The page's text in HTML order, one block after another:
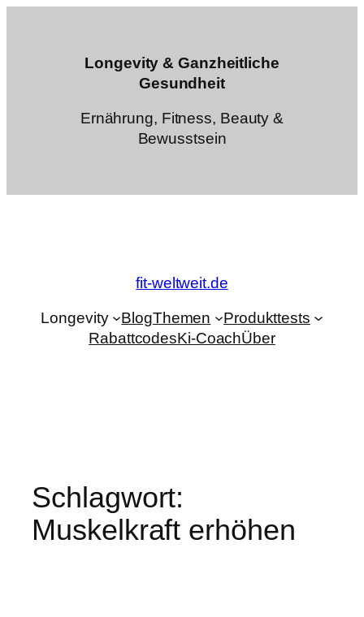
Longevity & Ganzheitliche
Gesundheit
Ernährung, Fitness, Beauty &
Bewusstsein
fit-weltweit.de
Longevity BlogThemen
Produkttests
RabattcodesKi-CoachÜber
Schlagwort:
Muskelkraft erhöhen